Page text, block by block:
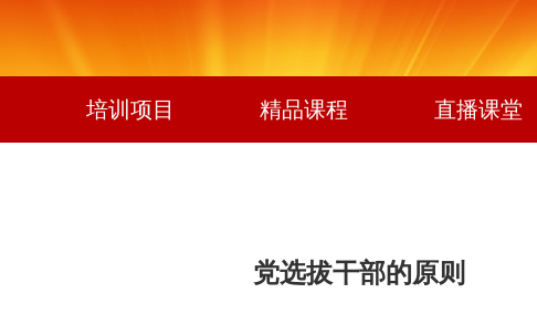
培训项目 精品课程 直播课堂
党选拔干部的原则